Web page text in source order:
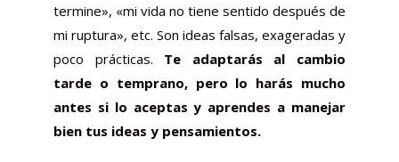
termine», «mi vida no tiene sentido después de
mi ruptura», etc. Son ideas falsas, exageradas y
poco prácticas. Te adaptarás al cambio
tarde o temprano, pero lo harás mucho
antes si lo aceptas y aprendes a manejar
bien tus ideas y pensamientos.